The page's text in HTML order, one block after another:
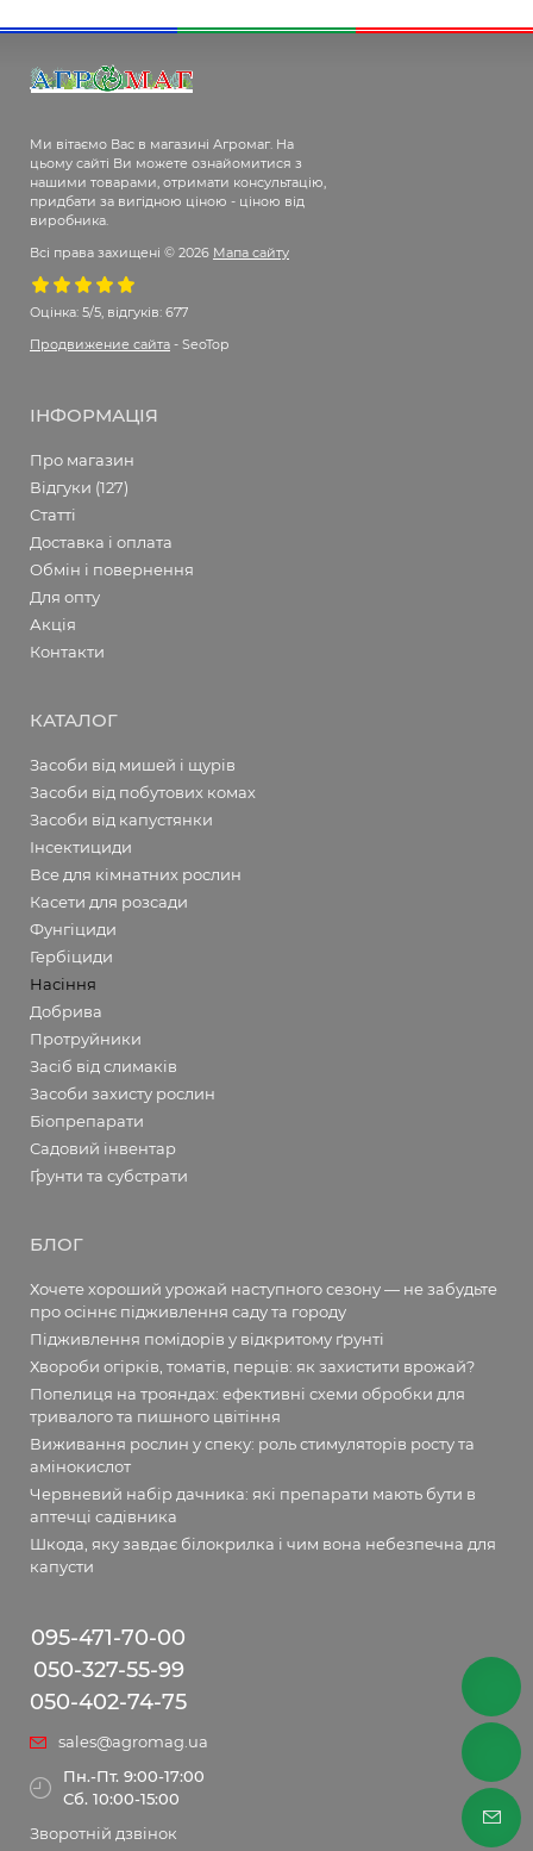
Ми вітаємо Вас в магазині Агромаг. На
цьому сайті Ви можете ознайомитися з
нашими товарами, отримати консультацію,
придбати за вигідною ціною - ціною від
виробника.
Всі права захищені © 2026 Мапа сайту
Оцінка: 5/5, відгуків: 677
Продвижение сайта - SeoTop
ІНФОРМАЦІЯ
Про магазин
Відгуки (127)
Статті
Доставка і оплата
Обмін і повернення
Для опту
Акція
Контакти
КАТАЛОГ
Засоби від мишей і щурів
Засоби від побутових комах
Засоби від капустянки
Інсектициди
Все для кімнатних рослин
Касети для розсади
Фунгіциди
Гербіциди
Насіння
Добрива
Протруйники
Засіб від слимаків
Засоби захисту рослин
Біопрепарати
Садовий інвентар
Ґрунти та субстрати
БЛОГ
Хочете хороший урожай наступного сезону — не забудьте
про осіннє підживлення саду та городу
Підживлення помідорів у відкритому ґрунті
Хвороби огірків, томатів, перців: як захистити врожай?
Попелиця на трояндах: ефективні схеми обробки для
тривалого та пишного цвітіння
Виживання рослин у спеку: роль стимуляторів росту та
амінокислот
Червневий набір дачника: які препарати мають бути в
аптечці садівника
Шкода, яку завдає білокрилка і чим вона небезпечна для
капусти
095-471-70-00
050-327-55-99
050-402-74-75
sales@agromag.ua
Пн.-Пт. 9:00-17:00
Сб. 10:00-15:00
Зворотній дзвінок